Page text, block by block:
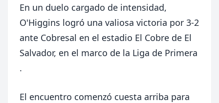
En un duelo cargado de intensidad,
O'Higgins logró una valiosa victoria por 3-2
ante Cobresal en el estadio El Cobre de El
Salvador, en el marco de la Liga de Primera
.
El encuentro comenzó cuesta arriba para